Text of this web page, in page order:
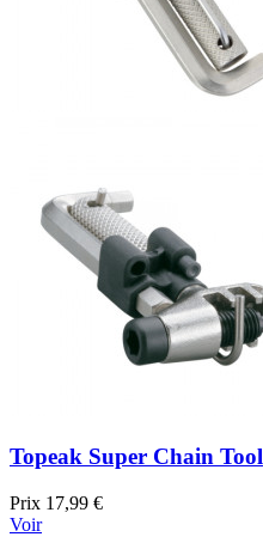
Topeak Super Chain Tool
Prix 17,99 €
Voir